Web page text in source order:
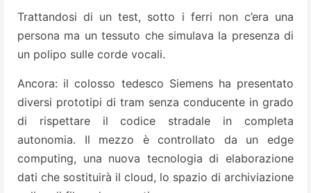
Trattandosi di un test, sotto i ferri non c’era una
persona ma un tessuto che simulava la presenza di
un polipo sulle corde vocali.
Ancora: il colosso tedesco Siemens ha presentato
diversi prototipi di tram senza conducente in grado
di rispettare il codice stradale in completa
autonomia. Il mezzo è controllato da un edge
computing, una nuova tecnologia di elaborazione
dati che sostituirà il cloud, lo spazio di archiviazione